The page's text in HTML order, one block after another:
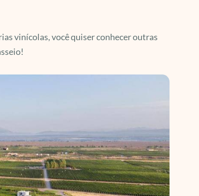
vinícolas, você quiser conhecer outras